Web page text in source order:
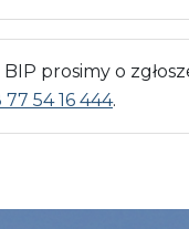
prosimy o
77 54 16 444.